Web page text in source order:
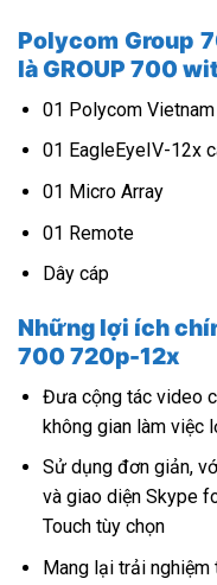
Polycom Group
là GROUP 700
01 Polycom
01 EagleEyeIV-12x
01 Micro Array
01 Remote
Dây cáp
Những lợi ích
700 720p-12x
Đưa cộng tác video
không gian làm việc
Sử dụng đơn giản,
và giao diện Skype
Touch tùy chọn
Mang lại trải